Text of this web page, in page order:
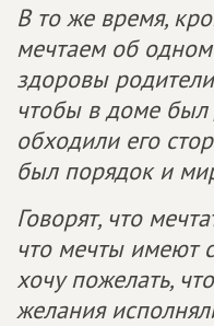
В то же время,
мечтаем об
здоровы
чтобы в доме был
обходили его
был порядок и
Говорят, что
что мечты имеют
хочу пожелать,
желания